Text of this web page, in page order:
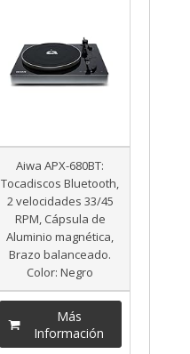
Aiwa APX-680BT:
Tocadiscos Bluetooth,
2 velocidades 33/45
RPM, Cápsula de
Aluminio magnética,
Brazo balanceado.
Color: Negro
Más
Información